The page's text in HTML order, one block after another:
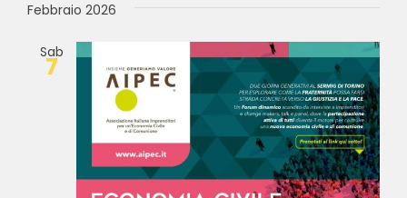
Febbraio 2026
Sab
7